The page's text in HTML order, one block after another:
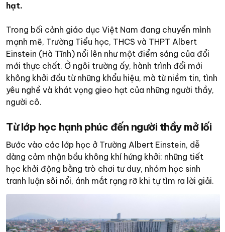
hạt.
Trong bối cảnh giáo dục Việt Nam đang chuyển mình
mạnh mẽ, Trường Tiểu học, THCS và THPT Albert
Einstein (Hà Tĩnh) nổi lên như một điểm sáng của đổi
mới thực chất. Ở ngôi trường ấy, hành trình đổi mới
không khởi đầu từ những khẩu hiệu, mà từ niềm tin, tình
yêu nghề và khát vọng gieo hạt của những người thầy,
người cô.
Từ lớp học hạnh phúc đến người thầy mở lối
Bước vào các lớp học ở Trường Albert Einstein, dễ
dàng cảm nhận bầu không khí hứng khởi: những tiết
học khởi động bằng trò chơi tư duy, nhóm học sinh
tranh luận sôi nổi, ánh mắt rạng rỡ khi tự tìm ra lời giải.